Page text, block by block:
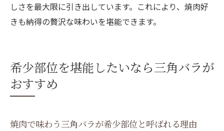
しさを最大限に引き出しています。これにより、焼肉好
きも納得の贅沢な味わいを堪能できます。
希少部位を堪能したいなら三角バラが
おすすめ
焼肉で味わう三角バラが希少部位と呼ばれる理由